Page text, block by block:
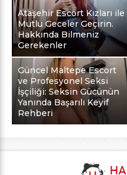
Ataşehir Escort Kızları ile
Mutlu Geceler Geçirin.
Hakkında Bilmeniz
Gerekenler
Güncel Maltepe Escort
ve Profesyonel Seksi
İşçiliği: Seksin Gücünün
Yanında Başarılı Keyif
Rehberi